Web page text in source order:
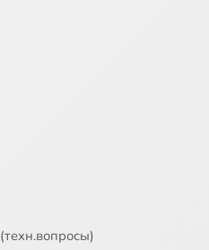
(техн.вопросы)